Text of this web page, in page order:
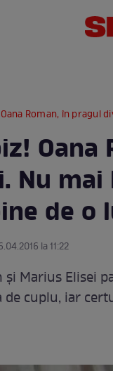
în pragul divorţului. Nu mai
Oana
mai
de o
la 11:22
Marius Elisei
cuplu, iar